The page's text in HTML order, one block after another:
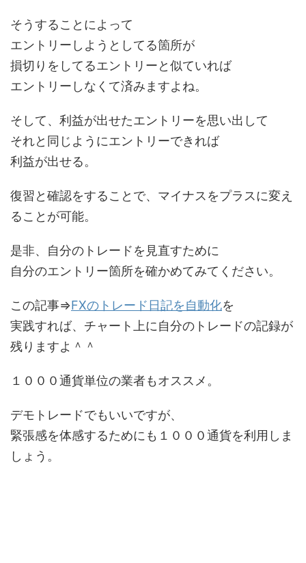
そうすることによって
エントリーしようとしてる箇所が
損切りをしてるエントリーと似ていれば
エントリーしなくて済みますよね。
そして、利益が出せたエントリーを思い出して
それと同じようにエントリーできれば
利益が出せる。
復習と確認をすることで、マイナスをプラスに変え
ることが可能。
是非、自分のトレードを見直すために
自分のエントリー箇所を確かめてみてください。
この記事⇒FXのトレード日記を自動化を
実践すれば、チャート上に自分のトレードの記録が
残りますよ＾＾
１０００通貨単位の業者もオススメ。
デモトレードでもいいですが、
緊張感を体感するためにも１０００通貨を利用しま
しょう。